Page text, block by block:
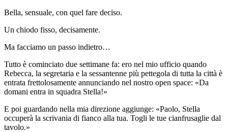
Bella, sensuale, con quel fare deciso.
Un chiodo fisso, decisamente.
Ma facciamo un passo indietro…
Tutto è cominciato due settimane fa: ero nel mio ufficio quando
Rebecca, la segretaria e la sessantenne più pettegola di tutta la città è
entrata frettolosamente annunciando nel nostro open space: «Da
domani entra in squadra Stella!»
E poi guardando nella mia direzione aggiunge: «Paolo, Stella
occuperà la scrivania di fianco alla tua. Togli le tue cianfrusaglie dal
tavolo.»